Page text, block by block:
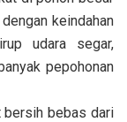
keindahan
udara segar,
pepohonan
bersih bebas dari